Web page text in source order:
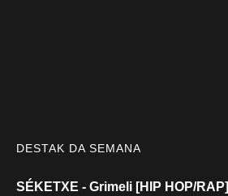
DESTAK DA SEMANA
SÉKETXE - Grimeli [HIP HOP/RAP]